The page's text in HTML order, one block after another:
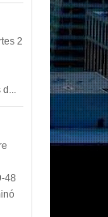
2
d...
48